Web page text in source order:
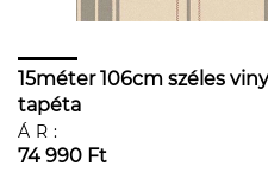
15méter 106cm széles
tapéta
ÁR:
74 990 Ft